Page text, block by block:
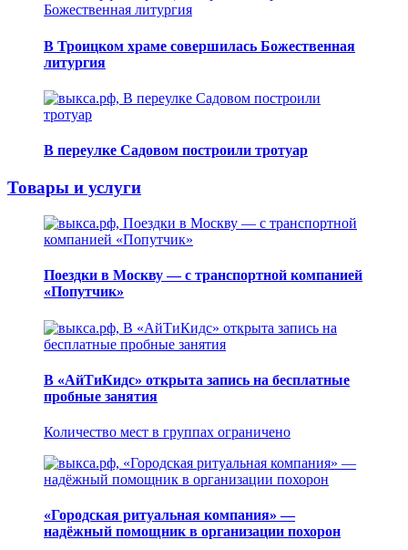
В Троицком храме совершилась Божественная
литургия
В переулке Садовом построили тротуар
Товары и услуги
Поездки в Москву — с транспортной компанией
«Попутчик»
В «АйТиКидс» открыта запись на бесплатные
пробные занятия
Количество мест в группах ограничено
«Городская ритуальная компания» —
надёжный помощник в организации похорон